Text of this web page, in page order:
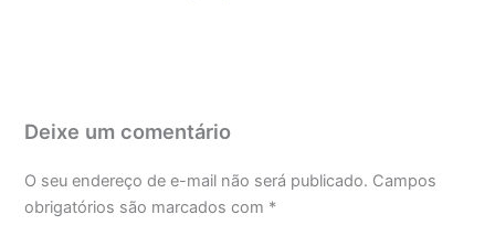
Deixe um comentário
O seu endereço de e-mail não será publicado. Campos
obrigatórios são marcados com *